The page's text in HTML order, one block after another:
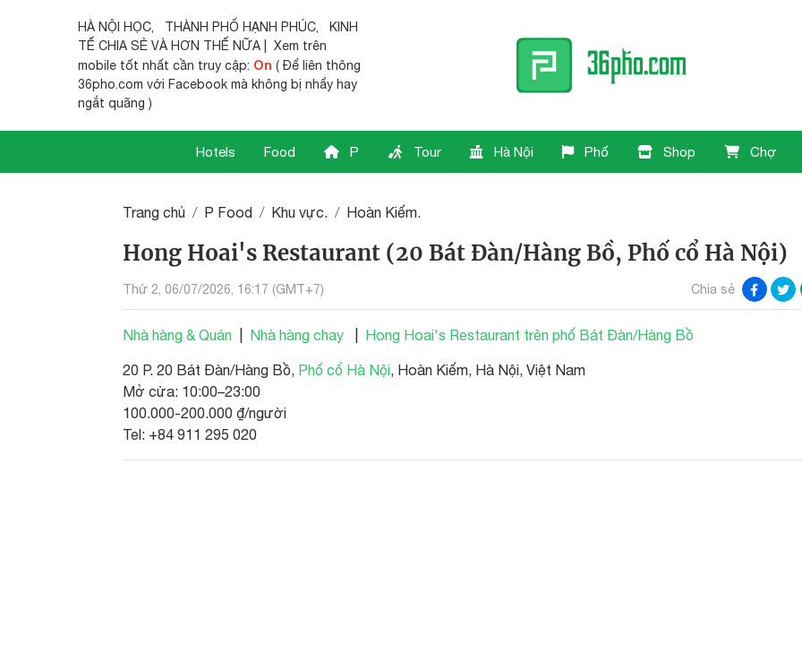
HÀ NỘI HỌC, THÀNH PHỐ HẠNH PHÚC,
KINH
TẾ CHIA SẺ VÀ HƠN THẾ NỮA | Xem trên
mobile tốt nhất cần truy cập: On ( Để liên thông
36pho.com với Facebook mà không bị nhẩy hay
ngắt quãng )
Hotels Food P Tour Hà Nội Phố Shop Chợ
Trang chủ P Food Khu vực. Hoàn Kiếm.
Hong Hoai's Restaurant (20 Bát Đàn/Hàng Bồ, Phố cổ Hà Nội)
Thứ 2, 06/07/2026, 16:17 (GMT+7) Chia sẻ
Nhà hàng & Quán Nhà hàng chay Hong Hoai's Restaurant trên phố Bát Đàn/Hàng Bồ
20 P. 20 Bát Đàn/Hàng Bồ, Phố cổ Hà Nội, Hoàn Kiếm, Hà Nội, Việt Nam
Mở cửa: 10:00–23:00
100.000-200.000 ₫/người
Tel: +84 911 295 020